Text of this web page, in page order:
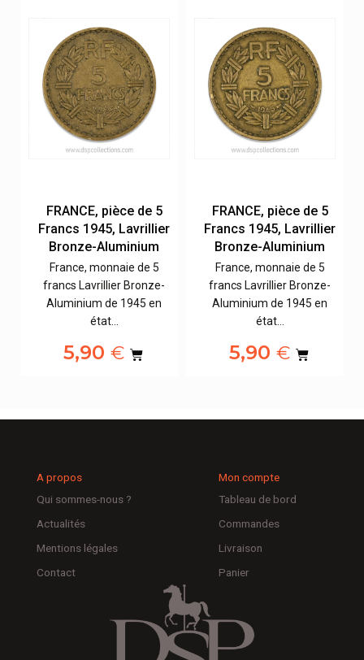
FRANCE, pièce de 5
Francs 1945, Lavrillier
Bronze-Aluminium
France, monnaie de 5
francs Lavrillier Bronze-
Aluminium de 1945 en
état…
5,90 €
FRANCE, pièce de 5
Francs 1945, Lavrillier
Bronze-Aluminium
France, monnaie de 5
francs Lavrillier Bronze-
Aluminium de 1945 en
état…
5,90 €
A propos
Qui sommes-nous ?
Actualités
Mentions légales
Contact
Mon compte
Tableau de bord
Commandes
Livraison
Panier